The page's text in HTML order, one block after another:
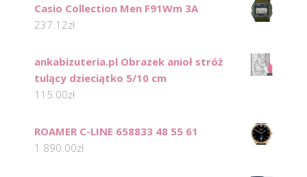
Casio Collection Men F91Wm 3A
237.12zł
ankabizuteria.pl Obrazek anioł stróż
tulący dzieciątko 5/10 cm
115.00zł
ROAMER C-LINE 658833 48 55 61
1 890.00zł